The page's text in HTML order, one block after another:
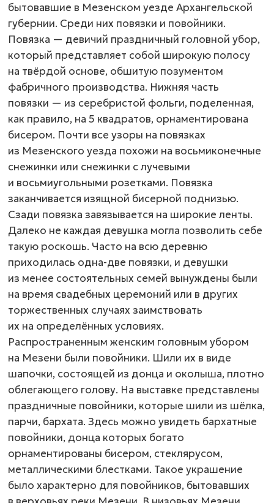
бытовавшие в Мезенском уезде Архангельской
губернии. Среди них повязки и повойники.
Повязка — девичий праздничный головной убор,
который представляет собой широкую полосу
на твёрдой основе, обшитую позументом
фабричного производства. Нижняя часть
повязки — из серебристой фольги, поделенная,
как правило, на 5 квадратов, орнаментирована
бисером. Почти все узоры на повязках
из Мезенского уезда похожи на восьмиконечные
снежинки или снежинки с лучевыми
и восьмиугольными розетками. Повязка
заканчивается изящной бисерной поднизью.
Сзади повязка завязывается на широкие ленты.
Далеко не каждая девушка могла позволить себе
такую роскошь. Часто на всю деревню
приходилась одна-две повязки, и девушки
из менее состоятельных семей вынуждены были
на время свадебных церемоний или в других
торжественных случаях заимствовать
их на определённых условиях.
Распространенным женским головным убором
на Мезени были повойники. Шили их в виде
шапочки, состоящей из донца и околыша, плотно
облегающего голову. На выставке представлены
праздничные повойники, которые шили из шёлка,
парчи, бархата. Здесь можно увидеть бархатные
повойники, донца которых богато
орнаментированы бисером, стеклярусом,
металлическими блестками. Такое украшение
было характерно для повойников, бытовавших